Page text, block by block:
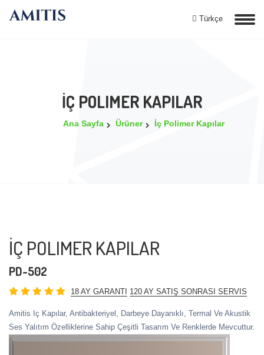
Türkçe
İÇ POLIMER KAPILAR
Ana Sayfa Ürüner İç Polimer Kapılar
İÇ POLIMER KAPILAR
PD-502
18 AY GARANTI 120 AY SATIŞ SONRASI SERVIS
Amitis Iç Kapılar, Antibakteriyel, Darbeye Dayanıklı, Termal Ve Akustik
Ses Yalıtım Özelliklerine Sahip Çeşitli Tasarım Ve Renklerde Mevcuttur.